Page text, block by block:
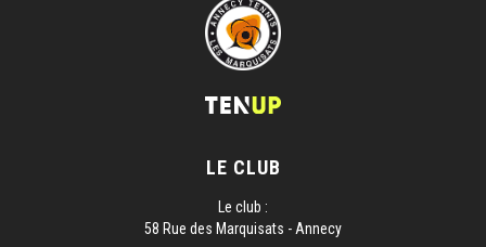
LE CLUB
Le club :
58 Rue des Marquisats - Annecy